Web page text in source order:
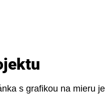
s grafikou na mieru